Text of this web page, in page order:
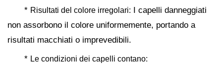
* Risultati del colore irregolari: I capelli danneggiati
non assorbono il colore uniformemente, portando a
risultati macchiati o imprevedibili.
* Le condizioni dei capelli contano: